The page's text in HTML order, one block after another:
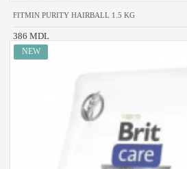
FITMIN PURITY HAIRBALL 1.5 KG
386 MDL